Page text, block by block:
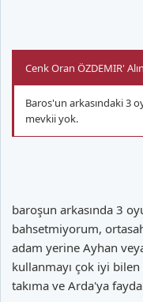
Cenk Oran ÖZDEMIR'
Baros'un arkasındaki 3
mevkii yok.
baroşun arkasında 3
bahsetmiyorum,
adam yerine Ayhan
kullanmayı çok iyi
takıma ve Arda'ya